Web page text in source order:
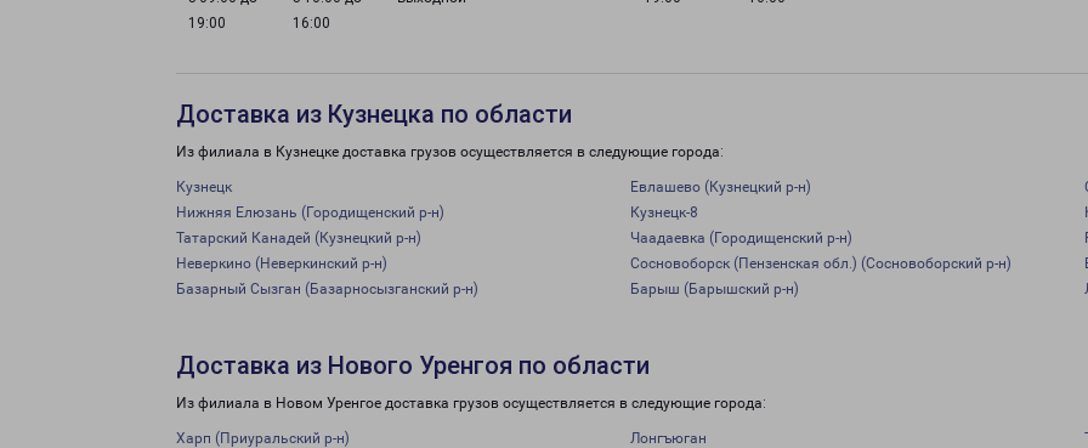
19:00
16:00
Доставка из Кузнецка по области
Из филиала в Кузнецке доставка грузов осуществляется в следующие города:
Кузнецк Евлашево (Кузнецкий р-н)
Нижняя Елюзань (Городищенский р-н)
Кузнецк-8
Татарский Канадей (Кузнецкий р-н)
Чаадаевка (Городищенский р-н)
Неверкино (Неверкинский р-н)
Сосновоборск (Пензенская обл.) (Сосновоборский р-н)
Базарный Сызган (Базарносызганский р-н)
Барыш (Барышский р-н)
Доставка из Нового Уренгоя по области
Из филиала в Новом Уренгое доставка грузов осуществляется в следующие города:
Харп (Приуральский р-н) Лонгъюган